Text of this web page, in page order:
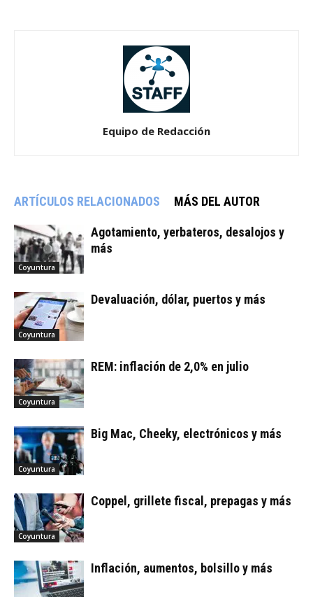
Equipo de Redacción
ARTÍCULOS RELACIONADOS MÁS DEL AUTOR
Coyuntura
Agotamiento, yerbateros, desalojos y
más
Coyuntura
Devaluación, dólar, puertos y más
Coyuntura
REM: inflación de 2,0% en julio
Coyuntura
Big Mac, Cheeky, electrónicos y más
Coyuntura
Coppel, grillete fiscal, prepagas y más
Inflación, aumentos, bolsillo y más